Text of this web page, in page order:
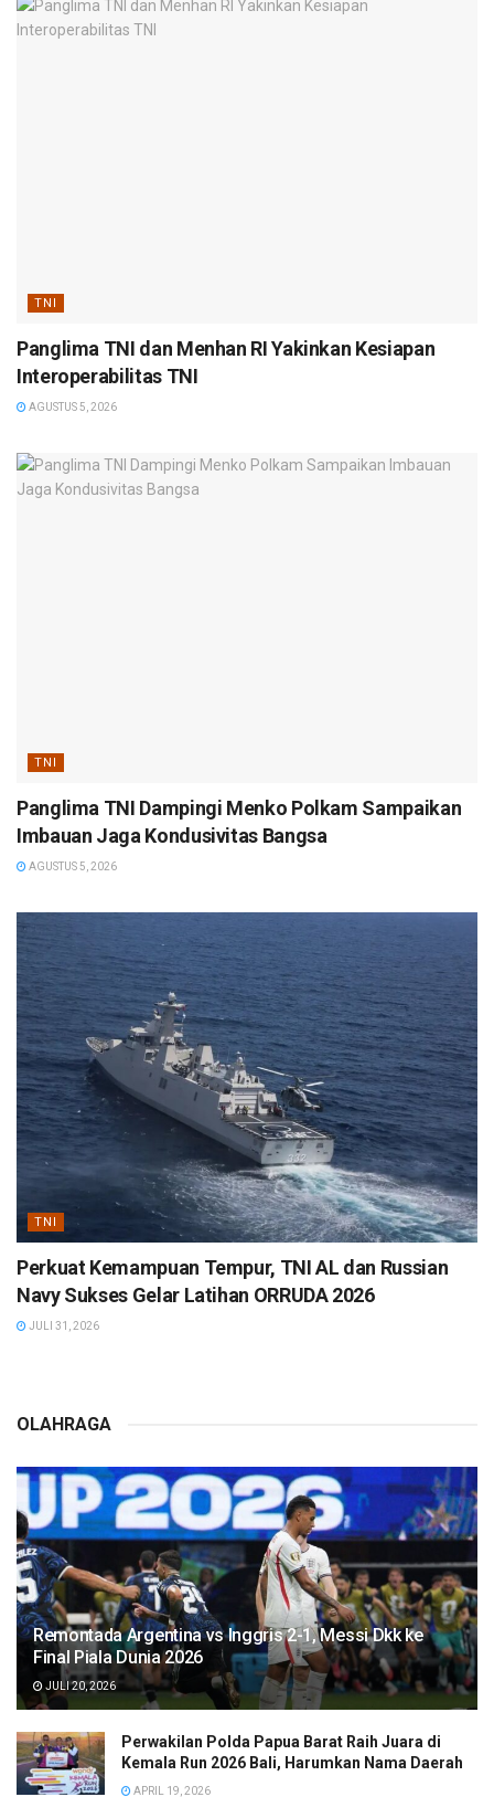
TNI
Panglima TNI dan Menhan RI Yakinkan Kesiapan
Interoperabilitas TNI
AGUSTUS 5, 2026
TNI
Panglima TNI Dampingi Menko Polkam Sampaikan
Imbauan Jaga Kondusivitas Bangsa
AGUSTUS 5, 2026
TNI
Perkuat Kemampuan Tempur, TNI AL dan Russian
Navy Sukses Gelar Latihan ORRUDA 2026
JULI 31, 2026
OLAHRAGA
Remontada Argentina vs Inggris 2-1, Messi Dkk ke
Final Piala Dunia 2026
JULI 20, 2026
Perwakilan Polda Papua Barat Raih Juara di
Kemala Run 2026 Bali, Harumkan Nama Daerah
APRIL 19, 2026